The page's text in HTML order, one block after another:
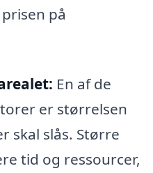
på
En af de
er størrelsen
skal slås. Større
tid og ressourcer,